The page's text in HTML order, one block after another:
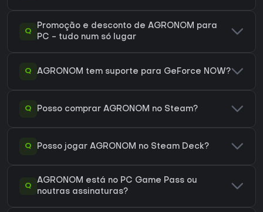
Q
Promoção e desconto de AGRONOM para
PC - tudo num só lugar
Q AGRONOM tem suporte para GeForce NOW?
Q Posso comprar AGRONOM no Steam?
Q Posso jogar AGRONOM no Steam Deck?
Q
AGRONOM está no PC Game Pass ou
noutras assinaturas?